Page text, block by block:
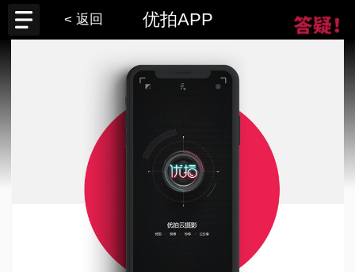
< 返回 优拍APP